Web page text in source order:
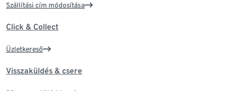
Szállítási cím módosítása
Click & Collect
Üzletkereső
Visszaküldés & csere